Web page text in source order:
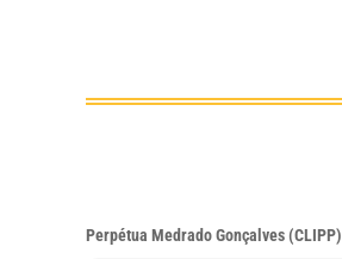
Perpétua Medrado Gonçalves (CLIPP)